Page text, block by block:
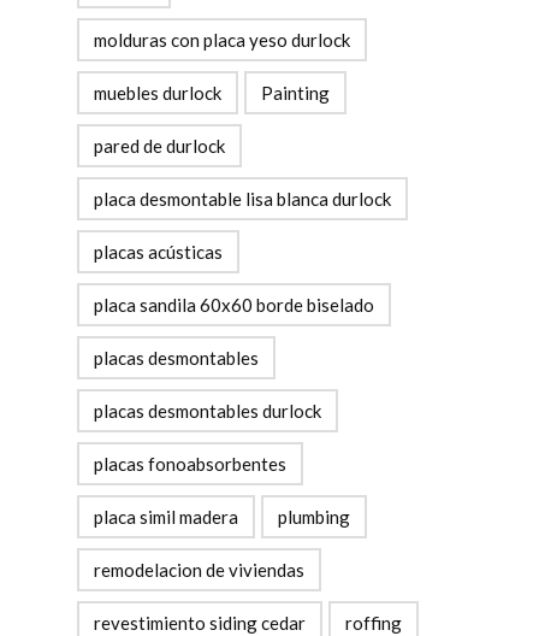
molduras con placa yeso durlock
muebles durlock Painting
pared de durlock
placa desmontable lisa blanca durlock
placas acústicas
placa sandila 60x60 borde biselado
placas desmontables
placas desmontables durlock
placas fonoabsorbentes
placa simil madera plumbing
remodelacion de viviendas
revestimiento siding cedar roffing